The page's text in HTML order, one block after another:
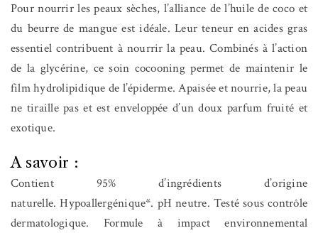
Pour nourrir les peaux sèches, l’alliance de l’huile de coco et
du beurre de mangue est idéale. Leur teneur en acides gras
essentiel contribuent à nourrir la peau. Combinés à l’action
de la glycérine, ce soin cocooning permet de maintenir le
film hydrolipidique de l’épiderme. Apaisée et nourrie, la peau
ne tiraille pas et est enveloppée d’un doux parfum fruité et
exotique.
A savoir :
Contient 95% d’ingrédients d’origine
naturelle. Hypoallergénique*. pH neutre. Testé sous contrôle
dermatologique. Formule à impact environnemental